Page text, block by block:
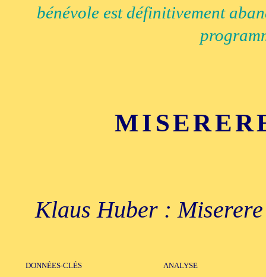
bénévole est définitivement
Klaus Huber :
DONNÉES-CLÉS ANALYSE